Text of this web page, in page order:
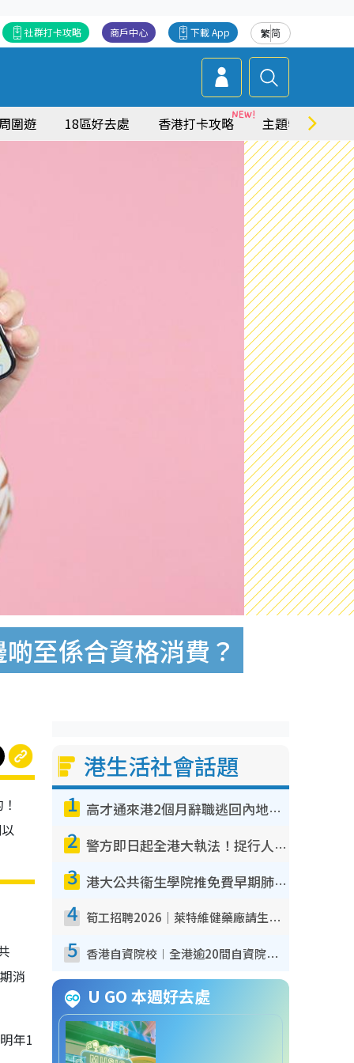
繁简
下載 App
商戶中心
社群打卡攻略
圍遊 18區好去處 香港打卡攻略 主題特集
至係合資格消費？
消
年1
港生活社會話題
1 高才通來港2個月辭職逃回內地！控訴港企3宗罪 歎微管理極窒息
2 警方即日起全港大執法！捉行人亂過馬路+司機不專注駕駛！亂過馬路罰$2000
3 港大公共衞生學院推免費早期肺癌篩查！合資格人士將獲全額資助定期血液化驗／電腦斷層掃描／風險評估
4 筍工招聘2026｜萊特維健藥廠請生產操作員！月薪高達$1.7萬 冷氣廠房/五天工作/保證雙糧
5 香港自資院校︱全港逾20間自資院校課程報名攻略 留位費可退/申請日期/報名連結
U GO 本週好去處